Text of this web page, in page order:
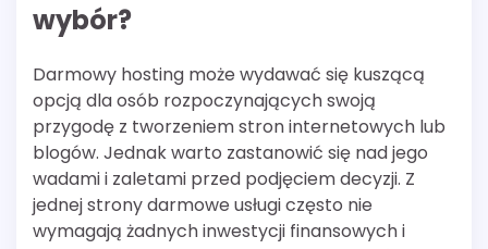
wybór?
Darmowy hosting może wydawać się kuszącą
opcją dla osób rozpoczynających swoją
przygodę z tworzeniem stron internetowych lub
blogów. Jednak warto zastanowić się nad jego
wadami i zaletami przed podjęciem decyzji. Z
jednej strony darmowe usługi często nie
wymagają żadnych inwestycji finansowych i